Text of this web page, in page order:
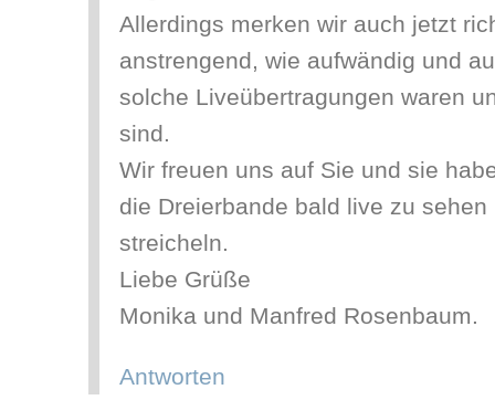
Allerdings merken wir auch jetzt
anstrengend, wie aufwändig und
solche Liveübertragungen waren
sind.
Wir freuen uns auf Sie und sie
die Dreierbande bald live zu sehen
streicheln.
Liebe Grüße
Monika und Manfred Rosenbaum.
Antworten